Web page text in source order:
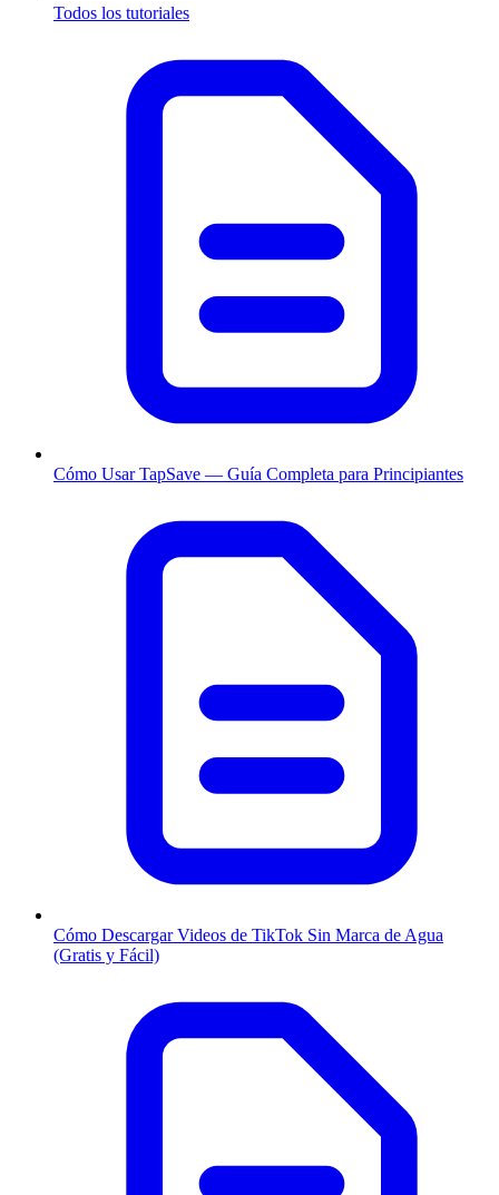
Todos los tutoriales
Cómo Usar TapSave — Guía Completa para Principiantes
Cómo Descargar Videos de TikTok Sin Marca de Agua
(Gratis y Fácil)